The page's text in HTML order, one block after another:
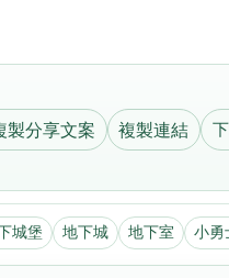
製分享文案 複製連結
城堡 地下城 地下室 小勇